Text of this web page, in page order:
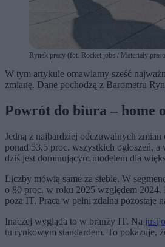
Rynek pracy (fot. Rocket jobs / Materiały
W tym artykule omawiamy sześć
zmianę. Dane pochodzą z Barometru
Powrót do biura – home
Jedną z najbardziej odczuwalnych
ponad 53,5 proc. wszystkich ogłoszeń,
dziś jest dominującym modelem dla
Liczby mówią same za siebie. W
o 80 proc. w roku 2025 względem 2024.
poza IT. Praca w pełni zdalna pozostaje
Inaczej wygląda to w branży IT. Na
tu rynkowym standardem. To pokazuje,